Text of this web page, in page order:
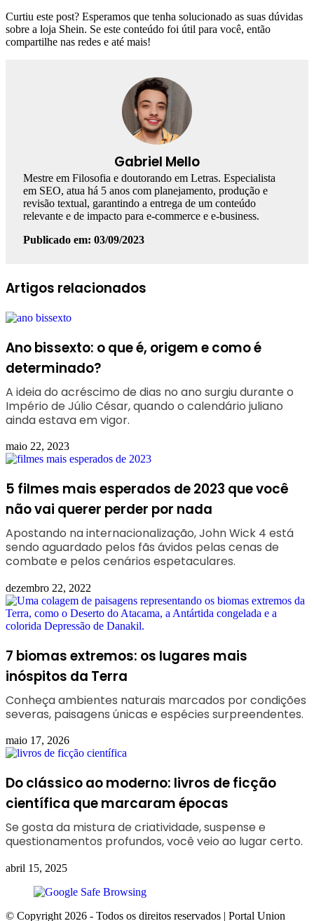
Curtiu este post? Esperamos que tenha solucionado as suas dúvidas
sobre a loja Shein. Se este conteúdo foi útil para você, então
compartilhe nas redes e até mais!
Gabriel Mello
Mestre em Filosofia e doutorando em Letras. Especialista
em SEO, atua há 5 anos com planejamento, produção e
revisão textual, garantindo a entrega de um conteúdo
relevante e de impacto para e-commerce e e-business.
Publicado em: 03/09/2023
Facebook
Linkedin
WhatsApp
Telegram
Artigos relacionados
Ano bissexto: o que é, origem e como é
determinado?
A ideia do acréscimo de dias no ano surgiu durante o
Império de Júlio César, quando o calendário juliano
ainda estava em vigor.
maio 22, 2023
5 filmes mais esperados de 2023 que você
não vai querer perder por nada
Apostando na internacionalização, John Wick 4 está
sendo aguardado pelos fãs ávidos pelas cenas de
combate e pelos cenários espetaculares.
dezembro 22, 2022
7 biomas extremos: os lugares mais
inóspitos da Terra
Conheça ambientes naturais marcados por condições
severas, paisagens únicas e espécies surpreendentes.
maio 17, 2026
Do clássico ao moderno: livros de ficção
científica que marcaram épocas
Se gosta da mistura de criatividade, suspense e
questionamentos profundos, você veio ao lugar certo.
abril 15, 2025
© Copyright 2026 - Todos os direitos reservados | Portal Union